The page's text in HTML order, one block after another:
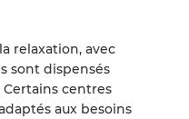
relaxation, avec
sont dispensés
Certains centres
aux besoins